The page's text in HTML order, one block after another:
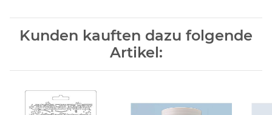
Kunden kauften dazu folgende
Artikel: